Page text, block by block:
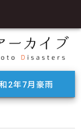
2年7月豪雨